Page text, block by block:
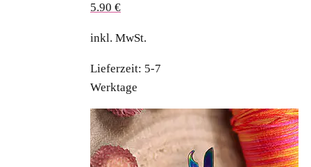
5.90 €
inkl. MwSt.
Lieferzeit: 5-7
Werktage